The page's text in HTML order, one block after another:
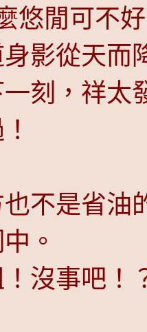
悠閒可不
影從天而
刻，祥太
不是省油
。
！沒事吧